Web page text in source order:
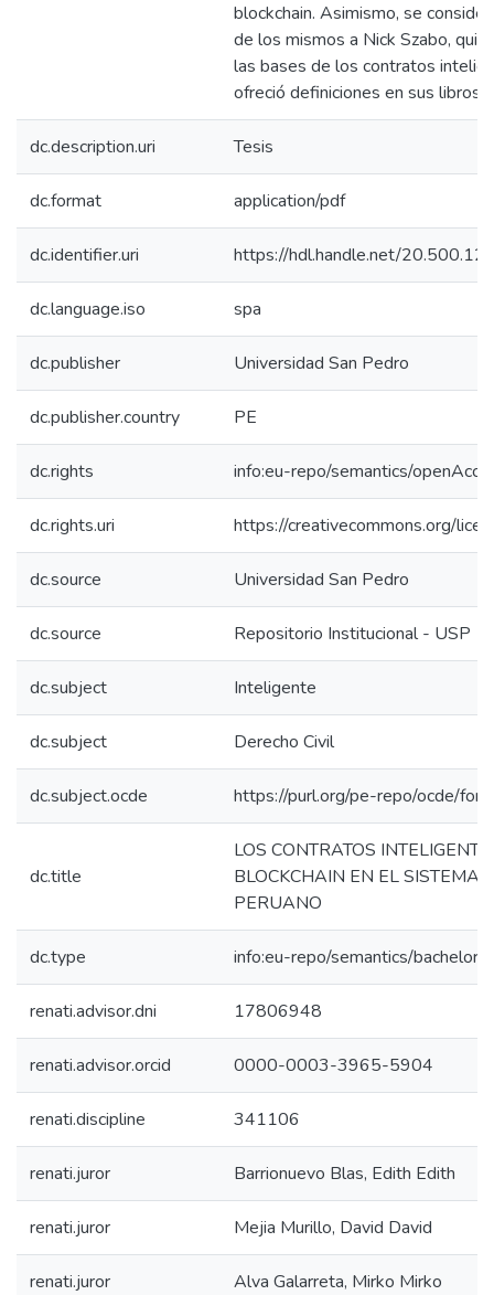
blockchain. Asimismo, se
de los mismos a Nick Szabo,
las bases de los contratos
ofreció definiciones en sus libros.
dc.description.uri Tesis
dc.format application/pdf
dc.identifier.uri https://hdl.handle.net/
dc.language.iso spa
dc.publisher Universidad San Pedro
dc.publisher.country PE
dc.rights info:eu-repo/semantics/
dc.rights.uri https://creativecommons.org/
dc.source Universidad San Pedro
dc.source Repositorio Institucional - USP
dc.subject Inteligente
dc.subject Derecho Civil
dc.subject.ocde https://purl.org/pe-repo/ocde/
dc.title
LOS CONTRATOS
BLOCKCHAIN EN EL SISTEMA
PERUANO
dc.type info:eu-repo/semantics/
renati.advisor.dni 17806948
renati.advisor.orcid 0000-0003-3965-5904
renati.discipline 341106
renati.juror Barrionuevo Blas, Edith Edith
renati.juror Mejia Murillo, David David
renati.juror Alva Galarreta, Mirko Mirko